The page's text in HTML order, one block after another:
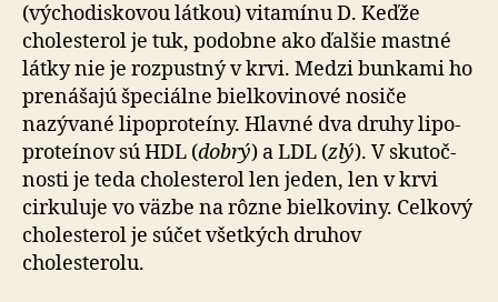
(vý­cho­dis­kovou látkou) vita­mínu D. Keďže
cholesterol je tuk, podobne ako ďalšie mastné
látky nie je roz­pustný v krvi. Medzi bunkami ho
pre­ná­šajú špe­ciálne biel­ko­vi­nové nosiče
nazývané lipo­pro­teíny. Hlavné dva druhy lipo­
pro­teínov sú HDL (dobrý) a LDL (zlý). V sku­toč­
nosti je teda cholesterol len jeden, len v krvi
cirkuluje vo väzbe na rôzne biel­ko­viny. Cel­kový
cholesterol je súčet všetkých druhov
cholesterolu.